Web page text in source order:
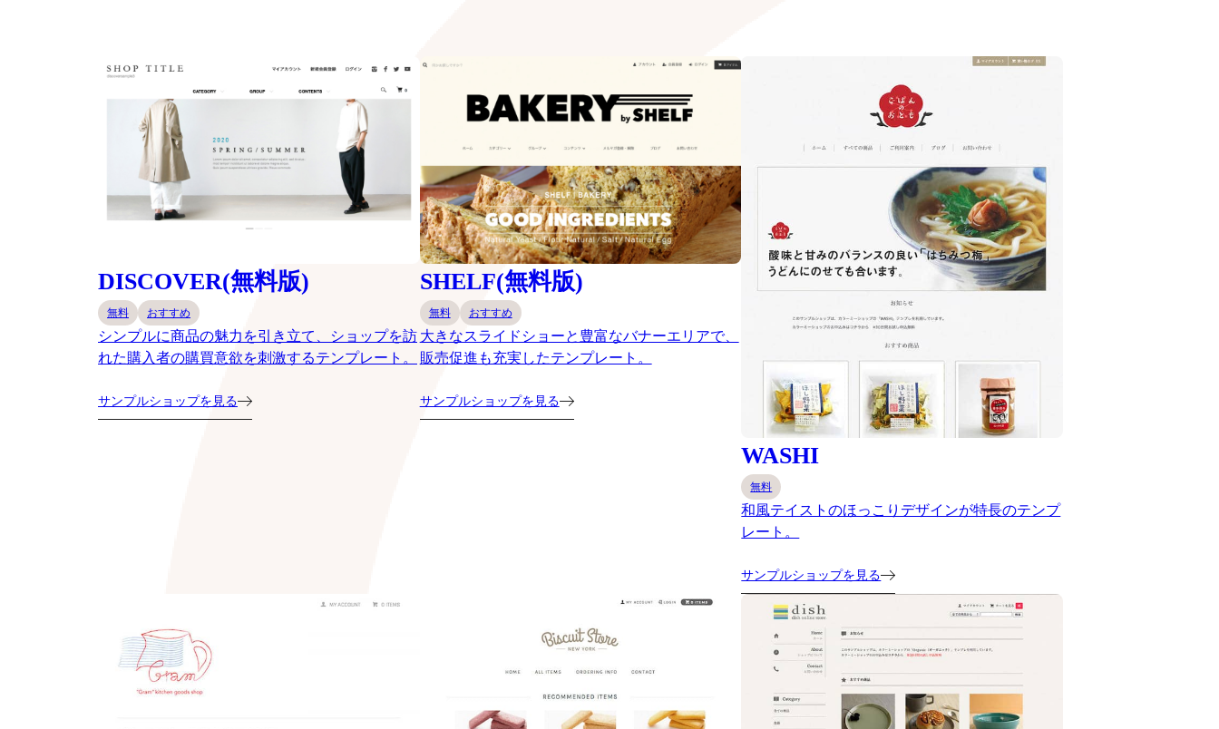
DISCOVER(無料版)
無料 おすすめ
シンプルに商品の魅力を引き立て、ショップを訪
れた購入者の購買意欲を刺激するテンプレート。
サンプルショップを見る
SHELF(無料版)
無料 おすすめ
大きなスライドショーと豊富なバナーエリアで、
販売促進も充実したテンプレート。
サンプルショップを見る
WASHI
無料
和風テイストのほっこりデザインが特長のテンプ
レート。
サンプルショップを見る